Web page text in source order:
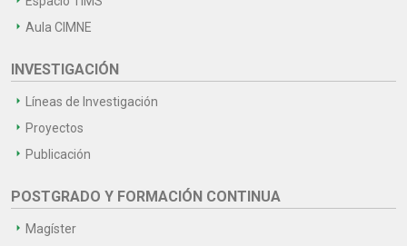
Aula CIMNE
INVESTIGACIÓN
Líneas de Investigación
Proyectos
Publicación
POSTGRADO Y FORMACIÓN CONTINUA
Magíster